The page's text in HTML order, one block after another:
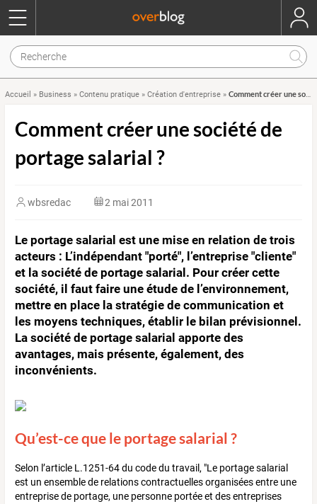
Accueil » Business » Contenu pratique » Création d'entreprise » Comment créer une société de portage salarial ?
Comment créer une société de
portage salarial ?
wbsredac 2 mai 2011
Le portage salarial est une mise en relation de trois
acteurs : L’indépendant "porté", l’entreprise "cliente"
et la société de portage salarial. Pour créer cette
société, il faut faire une étude de l’environnement,
mettre en place la stratégie de communication et
les moyens techniques, établir le bilan prévisionnel.
La société de portage salarial apporte des
avantages, mais présente, également, des
inconvénients.
Qu’est-ce que le portage salarial ?
Selon l’article L.1251-64 du code du travail, "Le portage salarial
est un ensemble de relations contractuelles organisées entre une
entreprise de portage, une personne portée et des entreprises